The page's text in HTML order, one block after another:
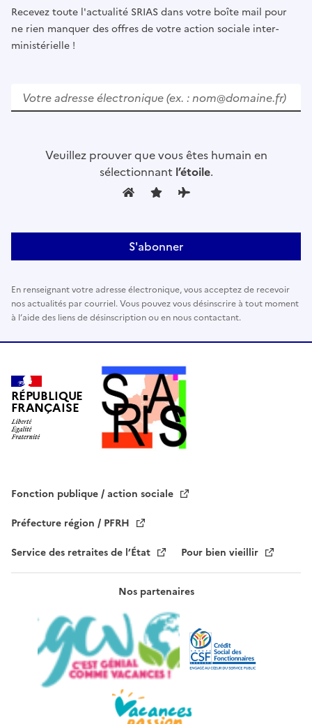
Recevez toute l'actualité SRIAS dans votre boîte mail pour
ne rien manquer des offres de votre action sociale inter-
ministérielle !
u
s
e
r
c
e
h
a
m
p
v
e
Veuillez prouver que vous êtes humain en
sélectionnant l’étoile.
En renseignant votre adresse électronique, vous acceptez de recevoir
nos actualités par courriel. Vous pouvez vous désinscrire à tout moment
à l’aide des liens de désinscription ou en nous contactant.
RÉPUBLIQUE
FRANÇAISE
Fonction publique / action sociale
Préfecture région / PFRH
Service des retraites de l’État
Pour bien vieillir
Nos partenaires